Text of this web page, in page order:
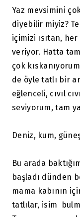
Yaz mevsimini
diyebilir miyiz?
içimizi ısıtan,
veriyor. Hatta
çok
de öyle tatlı bir
eğlenceli, cıvıl
seviyorum, tam
Deniz, kum,
Bu arada
başladı dünden
mama kabının
tatlılar, isim